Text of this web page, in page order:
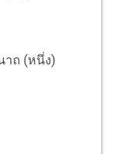
ถ (หนึ่ง)